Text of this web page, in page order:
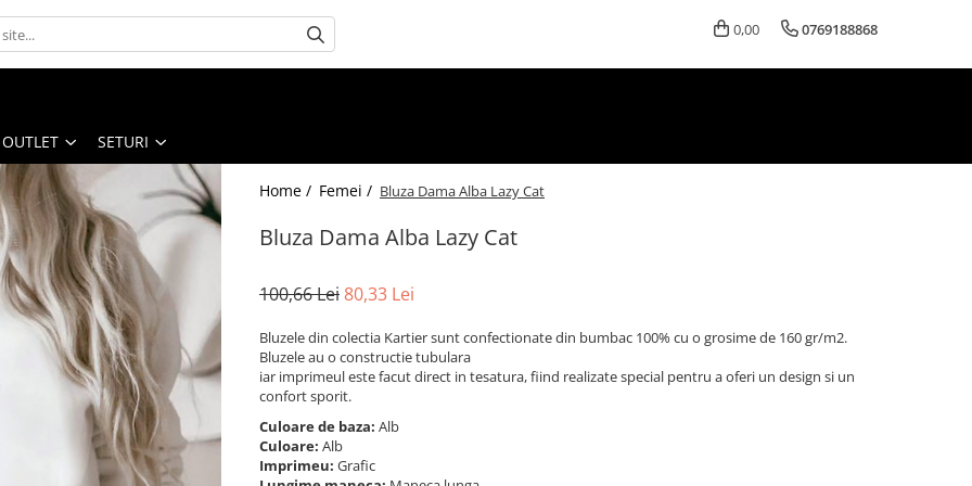
0,00 0769188868
OUTLET SETURI
Home / Femei / Bluza Dama Alba Lazy Cat
Bluza Dama Alba Lazy Cat
100,66 Lei80,33 Lei
Bluzele din colectia Kartier sunt confectionate din bumbac 100% cu o grosime de 160 gr/m2.
Bluzele au o constructie tubulara
iar imprimeul este facut direct in tesatura, fiind realizate special pentru a oferi un design si un
confort sporit.
Culoare de baza: Alb
Culoare: Alb
Imprimeu: Grafic